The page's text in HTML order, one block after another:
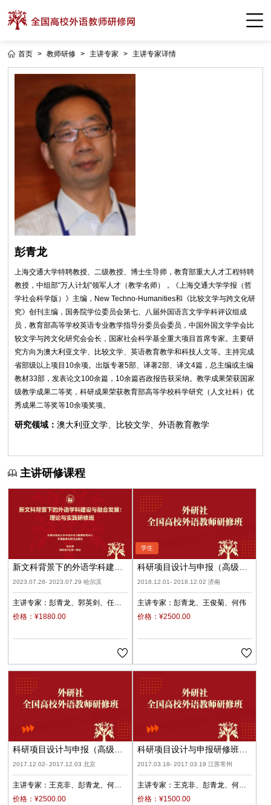
首页 > 教师研修 > 主讲专家 > 主讲专家详情
彭青龙
上海交通大学特聘教授、二级教授、博士生导师，教育部重大人才工程特聘
教授，中组部“万人计划”领军人才（教学名师），《上海交通大学学报（哲
学社会科学版）》主编，New Techno-Humanities和《比较文学与跨文化研
究》创刊主编，国务院学位委员会第七、八届外国语言文学学科评议组成
员，教育部高等学校英语专业教学指导分委员会委员，中国外国文学学会比
较文学与跨文化研究会会长，国家社会科学基全重大项目首席专家。主要研
究方向为澳大利亚文学、比较文学、英语教育教学和科技人文等。主持完成
省部级以上项目10余项。出版专著5部、译著2部、译文4篇，总主编或主编
教材33部，发表论文100余篇，10余篇咨政报告获采纳。教学成果荣获国家
级教学成果二等奖，科研成果荣获教育部高等学校科学研究（人文社科）优
秀成果二等奖等10余项奖项。
研究领域：澳大利亚文学、比较文学、外语教育教学
主讲研修课程
新文科背景下的外语学科建设
与融合发展：理论与实践（哈
2023.07.28- 2023.07.29 哈尔滨
主讲专家：彭青龙 郭英剑
任
文
王卓 李雪
价格：¥1880.00
科研项目设计与申报（高级
班）
2018.12.01- 2018.12.02 济南
主讲专家： 彭青龙 王俊菊
何伟
价格：¥2500.00
科研项目设计与申报（高级
班）
2017.12.02- 2017.12.03 北京
主讲专家：王克非 彭青龙
何
伟
梁茂成
价格：¥2500.00
科研项目设计与申报研修班
（常州）
2017.03.18- 2017.03.19 江苏常州
主讲专家： 王克非 彭青龙
何
伟
梁茂成
价格：¥1500.00